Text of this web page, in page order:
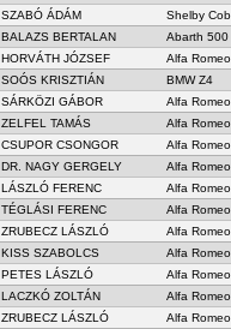
SZABÓ ÁDÁM
Shelby
BALAZS BERTALAN
Abarth 500
HORVÁTH JÓZSEF
Alfa
SOÓS KRISZTIÁN
BMW Z4
SÁRKÖZI GÁBOR
Alfa
ZELFEL TAMÁS
Alfa
CSUPOR CSONGOR
Alfa
DR. NAGY GERGELY
Alfa
LÁSZLÓ FERENC
Alfa
TÉGLÁSI FERENC
Alfa
ZRUBECZ LÁSZLÓ
Alfa
KISS SZABOLCS
Alfa
PETES LÁSZLÓ
Alfa
LACZKÓ ZOLTÁN
Alfa
ZRUBECZ LÁSZLÓ
Alfa